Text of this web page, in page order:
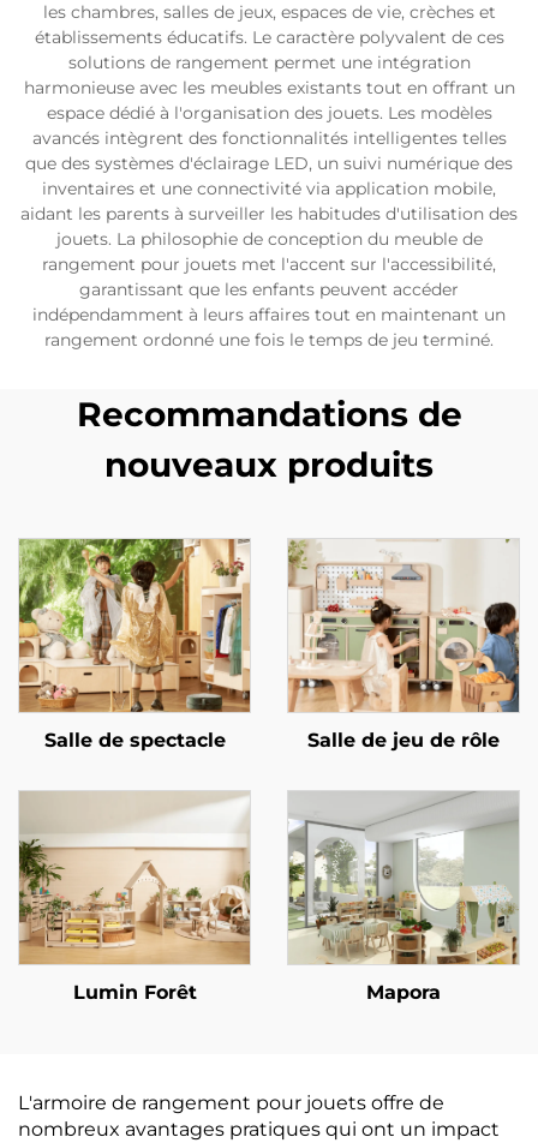
les chambres, salles de jeux, espaces de vie, crèches et
établissements éducatifs. Le caractère polyvalent de ces
solutions de rangement permet une intégration
harmonieuse avec les meubles existants tout en offrant un
espace dédié à l'organisation des jouets. Les modèles
avancés intègrent des fonctionnalités intelligentes telles
que des systèmes d'éclairage LED, un suivi numérique des
inventaires et une connectivité via application mobile,
aidant les parents à surveiller les habitudes d'utilisation des
jouets. La philosophie de conception du meuble de
rangement pour jouets met l'accent sur l'accessibilité,
garantissant que les enfants peuvent accéder
indépendamment à leurs affaires tout en maintenant un
rangement ordonné une fois le temps de jeu terminé.
Recommandations de
nouveaux produits
Salle de spectacle Salle de jeu de rôle
Lumin Forêt Mapora
L'armoire de rangement pour jouets offre de
nombreux avantages pratiques qui ont un impact